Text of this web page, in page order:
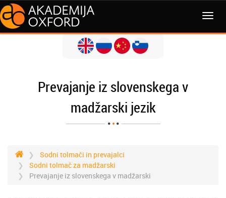
MENI
Prevajanje iz slovenskega v
madžarski jezik
Sodni tolmači in prevajalci
Sodni tolmač za madžarski
Prevajanje iz slovenskega v madžarski